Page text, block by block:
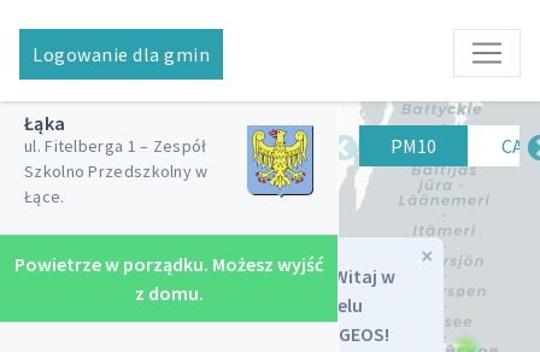
Logowanie dla gmin
Łąka
ul. Fitelberga 1 – Zespół
Szkolno Przedszkolny w
Łące.
Powietrze w porządku. Możesz wyjść
z domu.
Witaj w
Panelu
SYNGEOS!
×
PM10
Lista czujników
Dziewkowice
Strzelecka 3
Kołczygłowy Szkoła